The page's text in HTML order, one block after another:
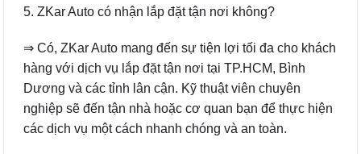
5. ZKar Auto có nhận lắp đặt tận nơi không?
⇒ Có, ZKar Auto mang đến sự tiện lợi tối đa cho khách
hàng với dịch vụ lắp đặt tận nơi tại TP.HCM, Bình
Dương và các tỉnh lân cận. Kỹ thuật viên chuyên
nghiệp sẽ đến tận nhà hoặc cơ quan bạn để thực hiện
các dịch vụ một cách nhanh chóng và an toàn.